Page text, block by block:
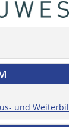
und